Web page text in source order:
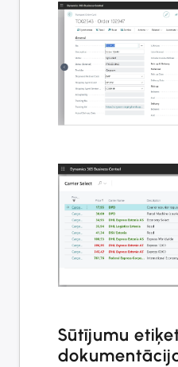
Sūtījumu